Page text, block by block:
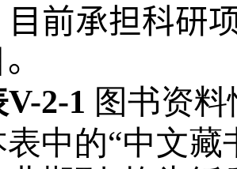
目前承担科研
。
V-2-1 图书资
中的“中文藏